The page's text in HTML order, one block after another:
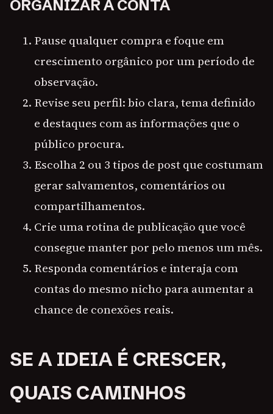
ORGANIZAR A CONTA
Pause qualquer compra e foque em
crescimento orgânico por um período de
observação.
Revise seu perfil: bio clara, tema definido
e destaques com as informações que o
público procura.
Escolha 2 ou 3 tipos de post que costumam
gerar salvamentos, comentários ou
compartilhamentos.
Crie uma rotina de publicação que você
consegue manter por pelo menos um mês.
Responda comentários e interaja com
contas do mesmo nicho para aumentar a
chance de conexões reais.
SE A IDEIA É CRESCER,
QUAIS CAMINHOS